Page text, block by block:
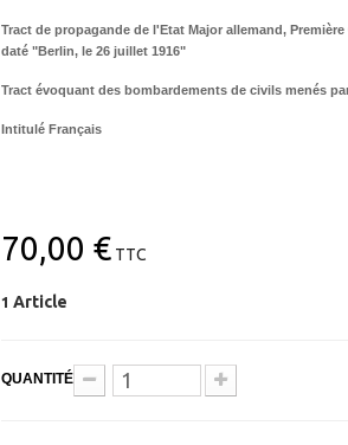
Tract de propagande de l'Etat Major allemand,
daté "Berlin, le 26 juillet 1916"
Tract évoquant des bombardements de civils menés
Intitulé Français
70,00 € TTC
1 Article
QUANTITÉ